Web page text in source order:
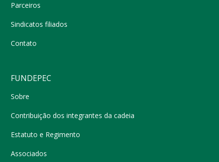
Parceiros
Sindicatos filiados
Contato
FUNDEPEC
Sobre
Contribuição dos integrantes da cadeia
Estatuto e Regimento
Associados